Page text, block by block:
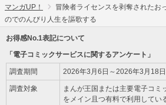
マンガUP！
冒険者ライセンスを剥奪されたお
のでのんびり人生を謳歌する
お得感No.1表記について
「電子コミックサービスに関するアンケート」
調査期間 2026年3月6日～2026年3月18日
調査対象
まんが王国または主要電子コミ
をメイン且つ有料で利用してい